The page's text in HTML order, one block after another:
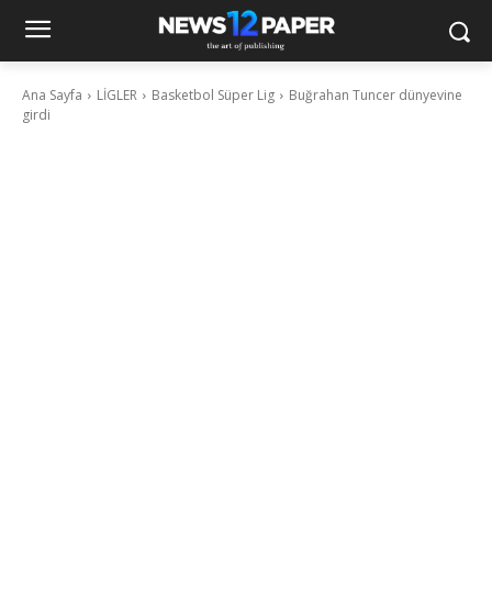
Ana Sayfa LİGLER Basketbol Süper Lig
Buğrahan Tuncer dünyevine
girdi